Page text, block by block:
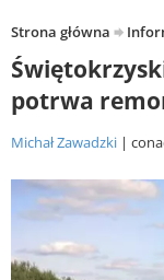
Strona główna
potrwa
Michał Zawadzki